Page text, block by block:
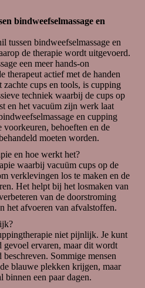
en hoe werkt het?
is een therapeutische
is op het losmaken van
in het bindweefsel van het
middel van langzame,
die de doorbloeding
ontspannen.
geschikt?
is geschikt voor mensen die
pijnlijke knopen en andere
worden door verklevingen
kan ook helpen bij het
en het bevorderen van
pijnlijk?
kan soms wat ongemakkelijk
gebieden waar veel spanning
zijn. Echter, de mate van
persoon en hangt af van de
Ik zal altijd rekening
en de intensiteit van de
nodig. Naast dat het
er verschillende emoties los
normaal.
bindweefselmassage en
tussen bindweefselmassage en
de therapie wordt uitgevoerd.
een meer hands-on
therapeut actief met de handen
cups en tools, is cupping
techniek waarbij de cups op
en het vacuüm zijn werk laat
en cupping
behoeften en de
moeten worden.
en hoe werkt het?
waarbij vacuüm cups op de
verklevingen los te maken en de
Het helpt bij het losmaken van
van de doorstroming
het afvoeren van afvalstoffen.
niet pijnlijk. Je kunt
gevoel ervaren, maar dit wordt
beschreven. Sommige mensen
blauwe plekken krijgen, maar
binnen een paar dagen.